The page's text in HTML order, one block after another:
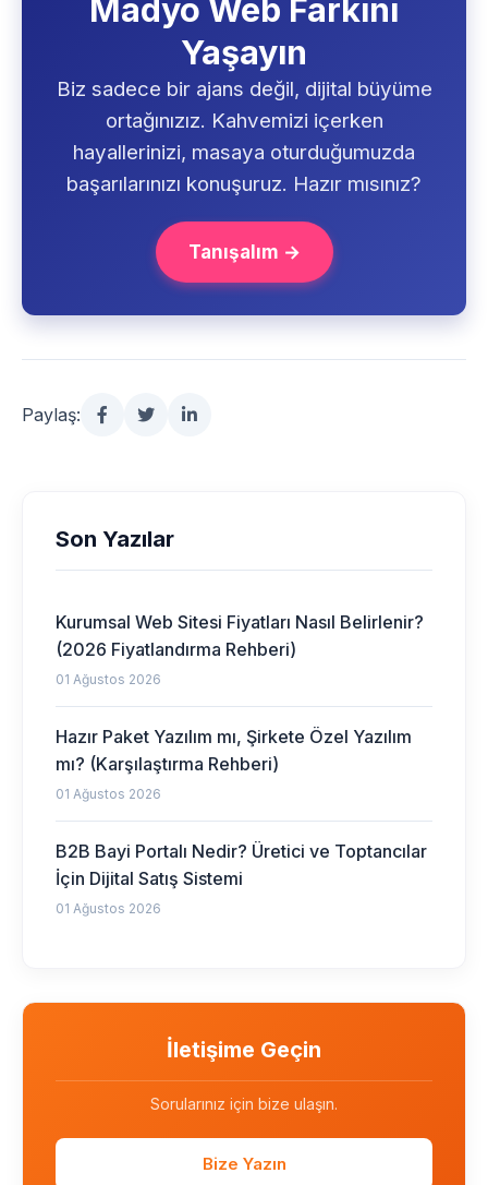
Madyo Web Farkını
Yaşayın
Biz sadece bir ajans değil, dijital büyüme
ortağınızız. Kahvemizi içerken
hayallerinizi, masaya oturduğumuzda
başarılarınızı konuşuruz. Hazır mısınız?
Tanışalım →
Paylaş:
Son Yazılar
Kurumsal Web Sitesi Fiyatları Nasıl Belirlenir?
(2026 Fiyatlandırma Rehberi)
01 Ağustos 2026
Hazır Paket Yazılım mı, Şirkete Özel Yazılım
mı? (Karşılaştırma Rehberi)
01 Ağustos 2026
B2B Bayi Portalı Nedir? Üretici ve Toptancılar
İçin Dijital Satış Sistemi
01 Ağustos 2026
İletişime Geçin
Sorularınız için bize ulaşın.
Bize Yazın